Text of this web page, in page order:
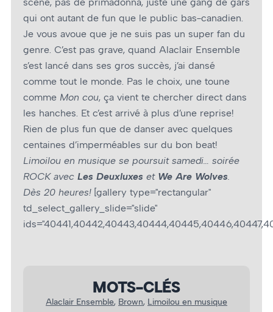
qui ont autant de fun que le public bas-canadien.
Je vous avoue que je ne suis pas un super fan du
genre. C’est pas grave, quand Alaclair Ensemble
s’est lancé dans ses gros succès, j’ai dansé
comme tout le monde. Pas le choix, une toune
comme Mon cou, ça vient te chercher direct dans
les hanches. Et c’est arrivé à plus d’une reprise!
Rien de plus fun que de danser avec quelques
centaines d’imperméables sur du bon beat!
Limoilou en musique se poursuit samedi… soirée
ROCK avec Les Deuxluxes et We Are Wolves.
Dès 20 heures![gallery type="rectangular"
td_select_gallery_slide="slide"
MOTS-CLÉS
Alaclair Ensemble, Brown, Limoilou en musique